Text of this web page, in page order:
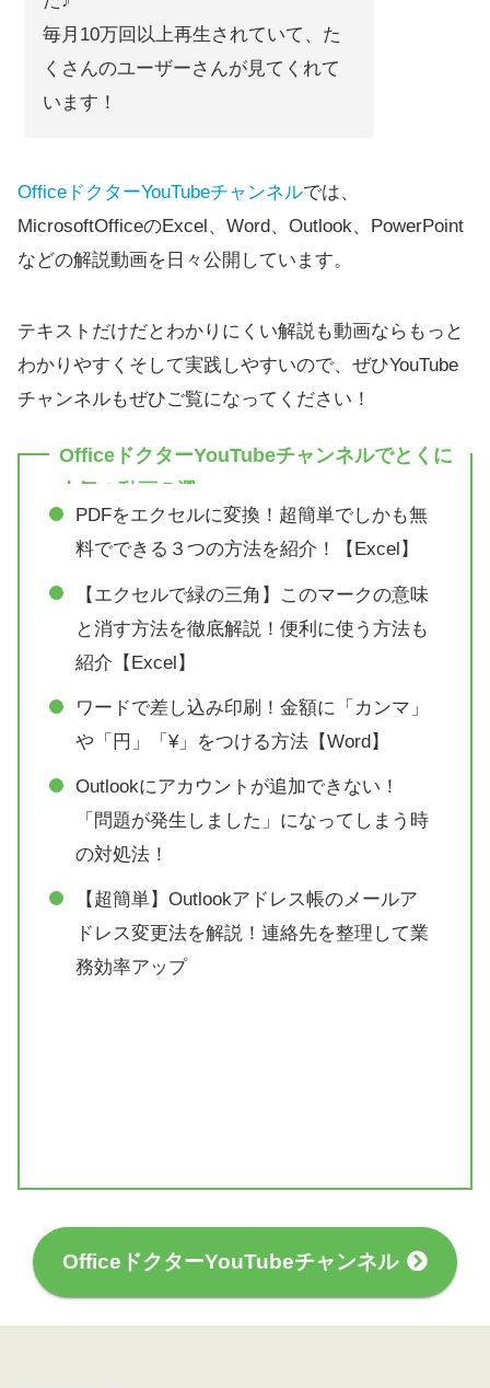
毎月10万回以上再生されていて、た
くさんのユーザーさんが見てくれて
います！
OfficeドクターYouTubeチャンネルでは、
MicrosoftOfficeのExcel、Word、Outlook、PowerPoint
などの解説動画を日々公開しています。
テキストだけだとわかりにくい解説も動画ならもっと
わかりやすくそして実践しやすいので、ぜひYouTube
チャンネルもぜひご覧になってください！
OfficeドクターYouTubeチャンネルでとくに
人気の動画５選
PDFをエクセルに変換！超簡単でしかも無
料でできる３つの方法を紹介！【Excel】
【エクセルで緑の三角】このマークの意味
と消す方法を徹底解説！便利に使う方法も
紹介【Excel】
ワードで差し込み印刷！金額に「カンマ」
や「円」「¥」をつける方法【Word】
Outlookにアカウントが追加できない！
「問題が発生しました」になってしまう時
の対処法！
【超簡単】Outlookアドレス帳のメールア
ドレス変更法を解説！連絡先を整理して業
務効率アップ
OfficeドクターYouTubeチャンネル